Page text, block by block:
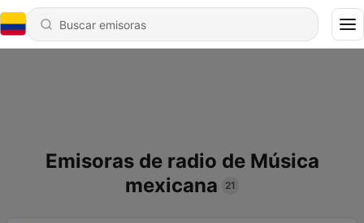
Emisoras de radio de Música
mexicana
21